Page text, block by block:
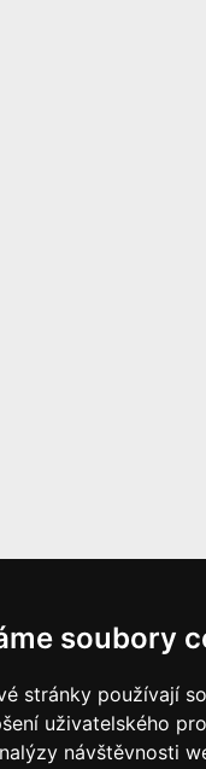
soubory
stránky používají
uživatelského
návštěvnosti
ke komerčním
dat ani za škody